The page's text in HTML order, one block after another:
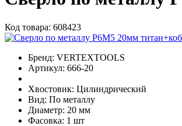
Код товара: 608423
Бренд: VERTEXTOOLS
Артикул: 666-20
Хвостовик: Цилиндрический
Вид: По металлу
Диаметр: 20 мм
Фасовка: 1 шт